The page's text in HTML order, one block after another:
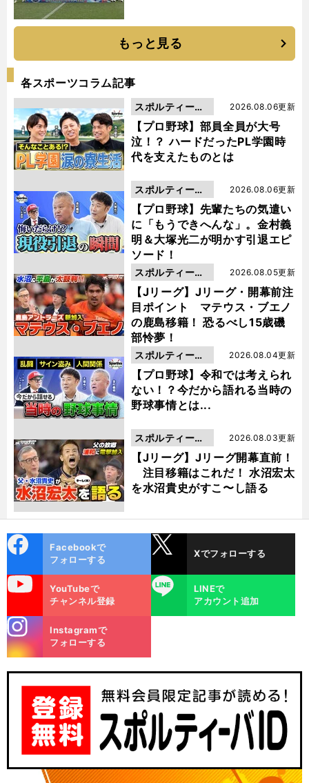
もっと見る
各スポーツコラム記事
【プロ野球】部員全員が大号
泣！？ ハードだったPL学園時
代を支えたものとは
2026.08.06更新
スポルティーバ
動画
【プロ野球】先輩たちの気遣い
に「もうできへんな」。金村義
明＆大塚光二が明かす引退エピ
ソード！
2026.08.06更新
スポルティーバ
動画
【Jリーグ】Jリーグ・開幕前注
目ポイント マテウス・ブエノ
の鹿島移籍！ 恐るべし15歳磯
部怜夢！
2026.08.05更新
スポルティーバ
動画
【プロ野球】令和では考えられ
ない！？今だから語れる当時の
野球事情とは...
2026.08.04更新
スポルティーバ
動画
【Jリーグ】Jリーグ開幕直前！
注目移籍はこれだ！ 水沼宏太
を水沼貴史がすこ〜し語る
2026.08.03更新
スポルティーバ
動画
ok
Facebookで
フォローする
Xでフォローする
YouTubeで
チャンネル登録
LINE
LINEで
アカウント追加
m
Instagramで
フォローする